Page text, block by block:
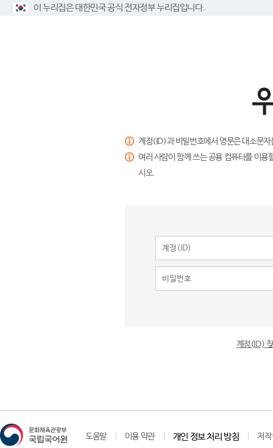
이 누리집은 대한민국 공식 전자정부 누리집입니다.
계정(ID)과 비밀번호에서 영문은 대소문
여러 사람이 함께 쓰는 공용 컴퓨터를 이
시오.
계정(ID)
도움말 이용 약관 개인 정보 처리 방침 저